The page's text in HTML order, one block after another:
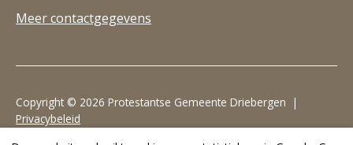
Meer contactgegevens
Copyright © 2026 Protestantse Gemeente Driebergen |
Privacybeleid